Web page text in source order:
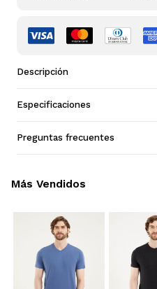
Descripción
Especificaciones
Preguntas frecuentes
Más Vendidos